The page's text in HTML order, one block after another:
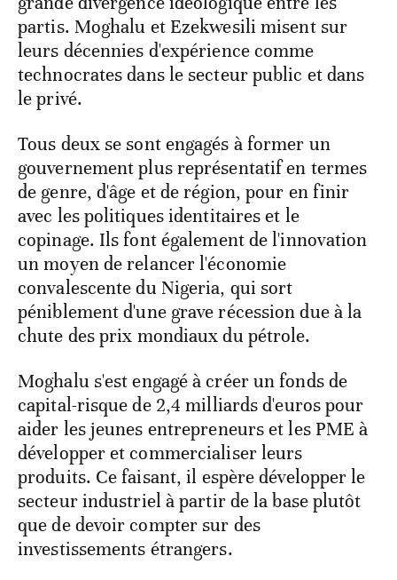
partis. Moghalu et Ezekwesili misent sur
leurs décennies d'expérience comme
technocrates dans le secteur public et dans
le privé.
Tous deux se sont engagés à former un
gouvernement plus représentatif en termes
de genre, d'âge et de région, pour en finir
avec les politiques identitaires et le
copinage. Ils font également de l'innovation
un moyen de relancer l'économie
convalescente du Nigeria, qui sort
péniblement d'une grave récession due à la
chute des prix mondiaux du pétrole.
Moghalu s'est engagé à créer un fonds de
capital-risque de 2,4 milliards d'euros pour
aider les jeunes entrepreneurs et les PME à
développer et commercialiser leurs
produits. Ce faisant, il espère développer le
secteur industriel à partir de la base plutôt
que de devoir compter sur des
investissements étrangers.